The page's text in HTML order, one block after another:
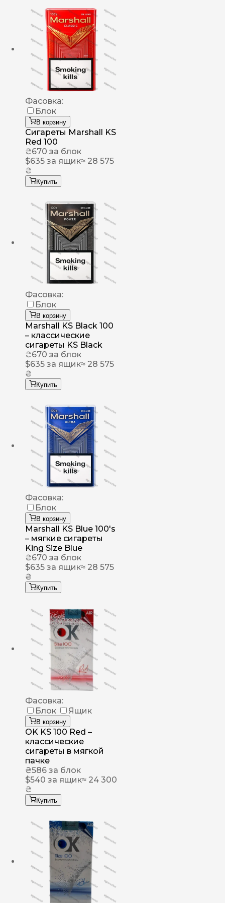
Фасовка:
Блок
В корзину
Сигареты Marshall KS
Red 100
₴670 за блок
$635 за ящик≈ 28 575
₴
Купить
Фасовка:
Блок
В корзину
Marshall KS Black 100
– классические
сигареты KS Black
₴670 за блок
$635 за ящик≈ 28 575
₴
Купить
Фасовка:
Блок
В корзину
Marshall KS Blue 100's
– мягкие сигареты
King Size Blue
₴670 за блок
$635 за ящик≈ 28 575
₴
Купить
Фасовка:
Блок
Ящик
В корзину
OK KS 100 Red –
классические
сигареты в мягкой
пачке
₴586 за блок
$540 за ящик≈ 24 300
₴
Купить